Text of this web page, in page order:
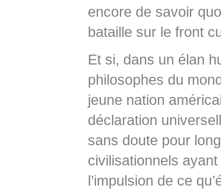
encore de savoir
bataille sur le front
Et si, dans un élan
philosophes du
jeune nation
déclaration
sans doute pour
civilisationnels
l’impulsion de ce